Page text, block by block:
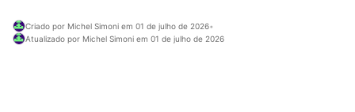
Criado por Michel Simoni em 01 de julho de 2026•
Atualizado por Michel Simoni em 01 de julho de 2026